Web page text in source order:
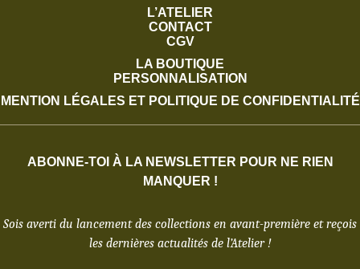
L’ATELIER
CONTACT
CGV
LA BOUTIQUE
PERSONNALISATION
MENTION LÉGALES ET POLITIQUE DE CONFIDENTIALITÉ
ABONNE-TOI À LA NEWSLETTER POUR NE RIEN
MANQUER !
Sois averti du lancement des collections en avant-première et reçois
les dernières actualités de l’Atelier !